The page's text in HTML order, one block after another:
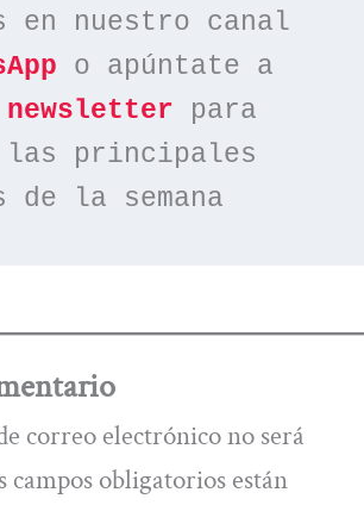
en nuestro canal
o apúntate a
newsletter para
principales
la semana
correo electrónico no será
campos obligatorios están